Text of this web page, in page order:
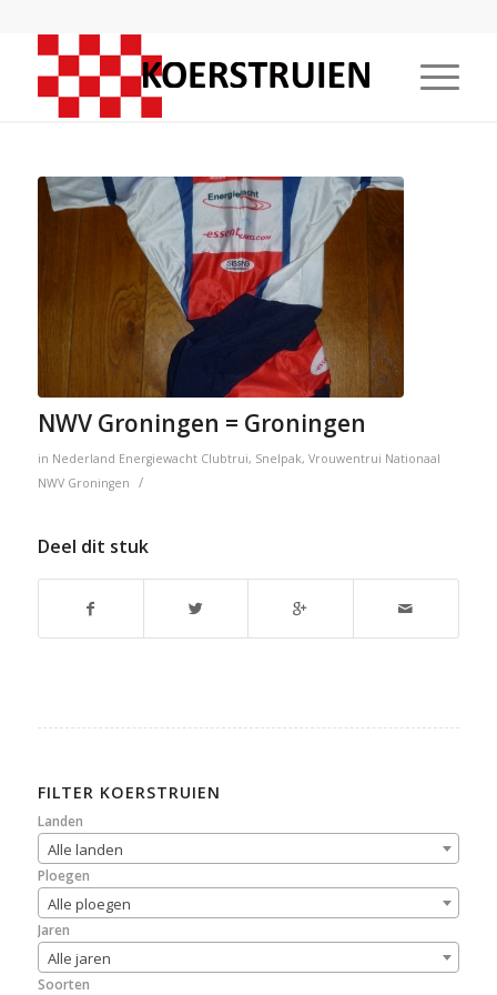
NWV Groningen = Groningen
in Nederland Energiewacht Clubtrui, Snelpak, Vrouwentrui Nationaal
NWV Groningen
/
Deel dit stuk
FILTER KOERSTRUIEN
Landen
Alle landen
Ploegen
Alle ploegen
Jaren
Alle jaren
Soorten